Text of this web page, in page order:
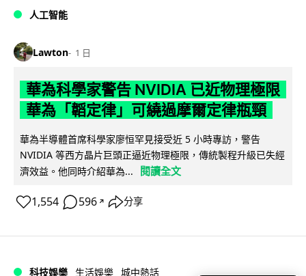
人工智能
Lawton 1 日
華為科學家警告 NVIDIA 已近物理極限
華為「韜定律」可繞過摩爾定律瓶頸
華為半導體首席科學家廖恒罕見接受近 5 小時專訪，警告
NVIDIA 等西方晶片巨頭正逼近物理極限，傳統製程升級已失經
濟效益。他同時介紹華為...
閱讀全文
1,554 596 ↗ 分享
科技娛樂 生活娛樂 城中熱話